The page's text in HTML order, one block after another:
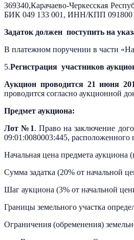
369340,Карачаево-Черкесская
БИК 049 133 001, ИНН/КПП
Задаток должен поступить на
В платежном поручении в части
5.Регистрация участников
Аукцион проводится 21 июня
проводится согласно аукционной
Предмет аукциона:
Лот №1. Право на заключение
09:01:0080003:445,
Начальная цена предмета аукциона
Сумма задатка (20% от начальной
Шаг аукциона (3% от начальной
Границы земельного участка
Ограничения (обременения)